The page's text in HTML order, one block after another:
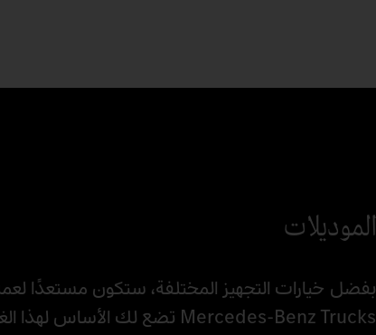
الموديلات
بفضل خيارات التجهيز المختلفة، ستكون مستعدًا
Mercedes‑Benz Trucks تضع لك الأساس لهذا الغرض.